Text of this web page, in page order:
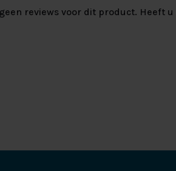
reviews voor dit product. Heeft